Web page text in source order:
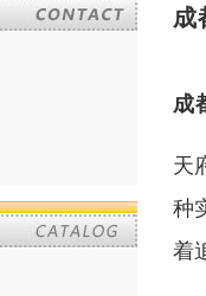
成
成
天
种
着